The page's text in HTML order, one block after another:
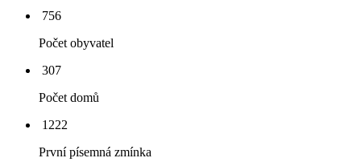
756
Počet obyvatel
307
Počet domů
1222
První písemná zmínka